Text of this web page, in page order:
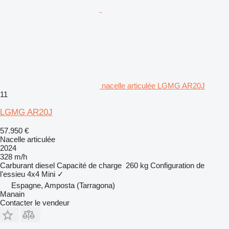
nacelle articulée LGMG AR20J
11
LGMG AR20J
57.950 €
Nacelle articulée
2024
328 m/h
Carburant diesel Capacité de charge 260 kg Configuration de
l'essieu 4x4 Mini ✓
Espagne, Amposta (Tarragona)
Manain
Contacter le vendeur